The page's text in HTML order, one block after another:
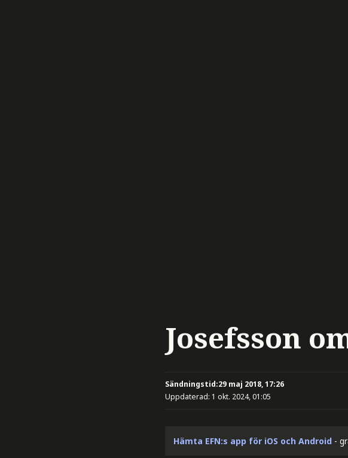
Josefsson
Sändningstid:29 maj 2018, 17:26
Uppdaterad: 1 okt. 2024, 01:05
Hämta EFN:s app för iOS och Android -